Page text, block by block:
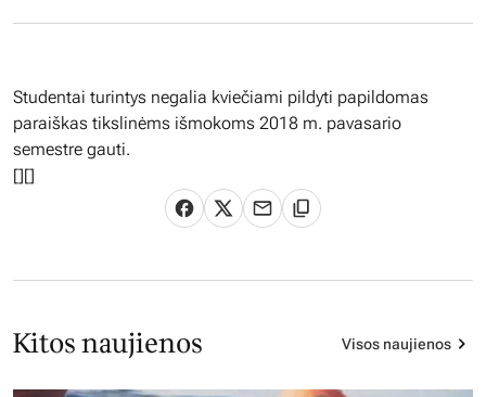
Studentai turintys negalia kviečiami pildyti papildomas
paraiškas tikslinėms išmokoms 2018 m. pavasario
semestre gauti.
[][]
Kitos naujienos Visos naujienos